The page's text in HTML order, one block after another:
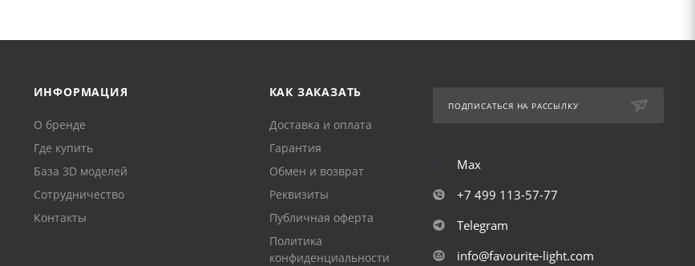
ИНФОРМАЦИЯ
О бренде
Где купить
База 3D моделей
Сотрудничество
Контакты
КАК ЗАКАЗАТЬ
Доставка и оплата
Гарантия
Обмен и возврат
Реквизиты
Публичная оферта
Политика
конфиденциальности
ПОДПИСАТЬСЯ НА РАССЫЛКУ
Max
+7 499 113-57-77
Telegram
info@favourite-light.com